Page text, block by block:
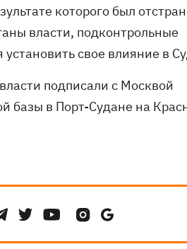
которого был
власти, подконтрольные
свое влияние в
подписали с Москвой
базы в Порт-Судане на